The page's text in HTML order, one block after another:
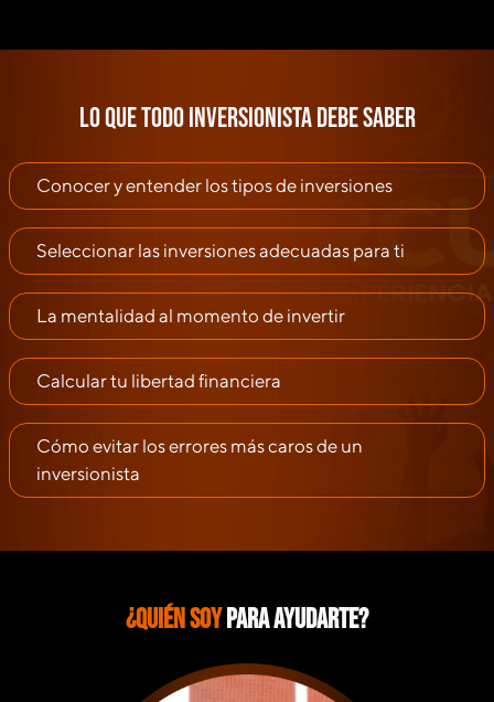
Lo que todo inversionista debe saber
Conocer y entender los tipos de inversiones
Seleccionar las inversiones adecuadas para ti
La mentalidad al momento de invertir
Calcular tu libertad financiera
Cómo evitar los errores más caros de un
inversionista
¿Quién soypara ayudarte?